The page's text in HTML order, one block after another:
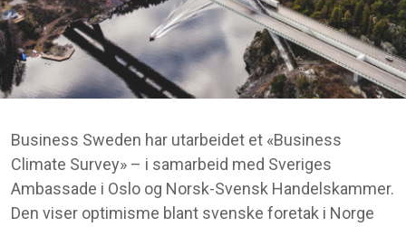
Business Sweden har utarbeidet et «Business
Climate Survey» – i samarbeid med Sveriges
Ambassade i Oslo og Norsk-Svensk Handelskammer.
Den viser optimisme blant svenske foretak i Norge